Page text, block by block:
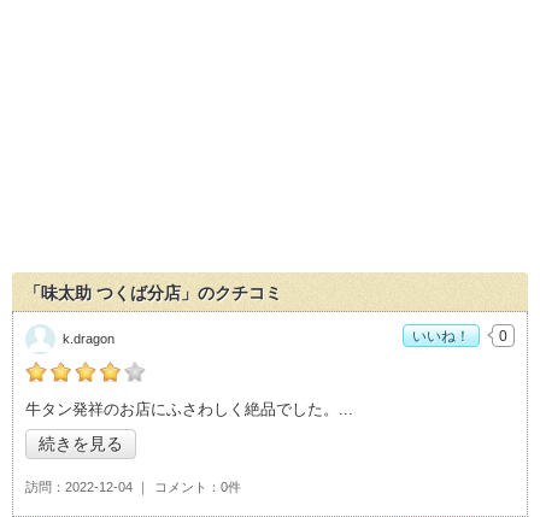
「味太助 つくば分店」のクチコミ
の「味太助 つくば分店」おすすめ度：4
牛タン発祥のお店にふさわしく絶品でした。
続きを見る
訪問 2022-12-04 コメント 0件
k.dragon いいね！ 0